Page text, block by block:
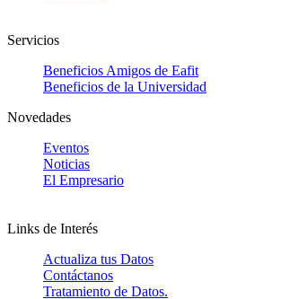
Servicios
Beneficios Amigos de Eafit
Beneficios de la Universidad
Novedades
Eventos
Noticias
El Empresario
Links de Interés
Actualiza tus Datos
Contáctanos
Tratamiento de Datos.